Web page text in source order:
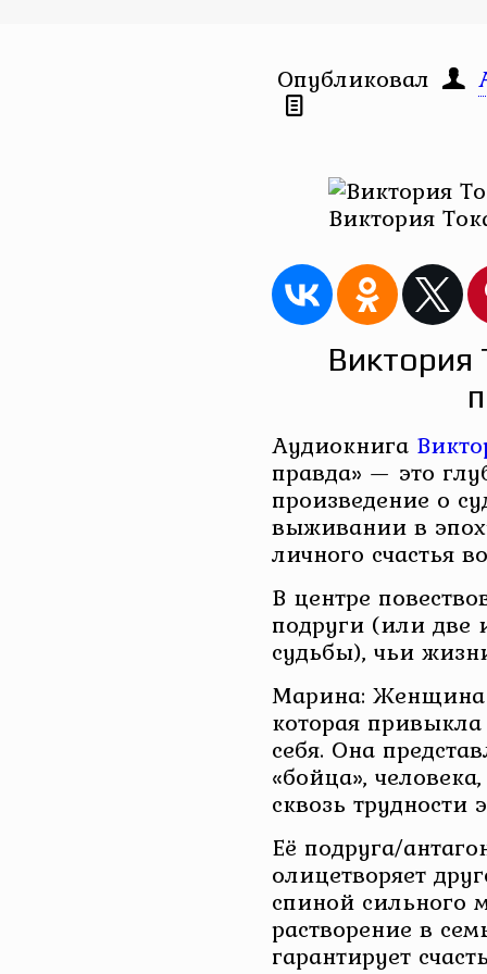
Опубликовал
Виктория
Виктория
Аудиокнига
правда» — это
произведение о
выживании в
личного счастья
В центре
подруги (или две
судьбы), чьи
Марина: Женщина
которая
себя. Она
«бойца»,
сквозь трудности
Её подруга/
олицетворяет
спиной сильного
растворение в
гарантирует